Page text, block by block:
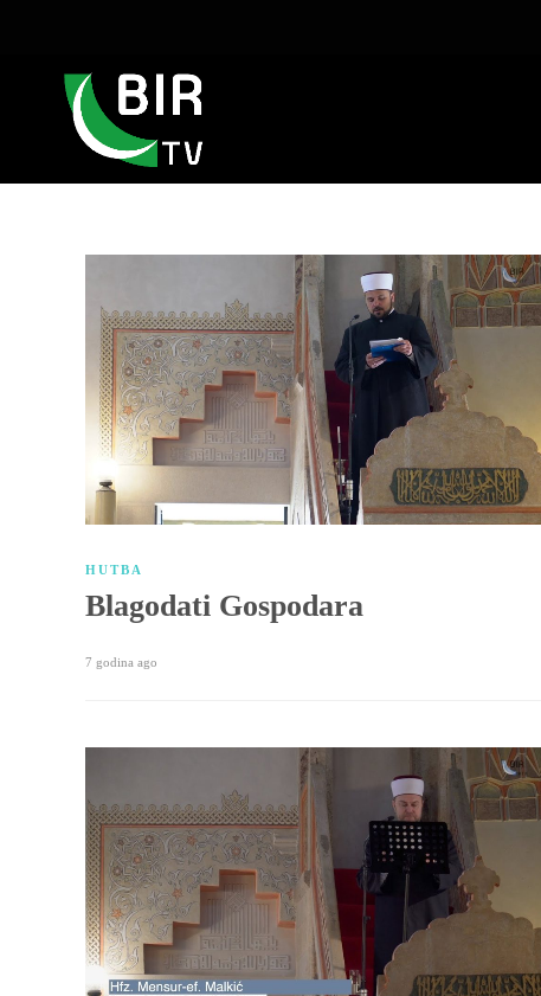
HUTBA
Blagodati Gospodara
7 godina ago